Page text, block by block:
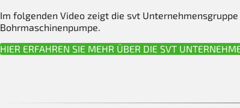
Im folgenden Video zeigt die svt Unternehmensgruppe
Bohrmaschinenpumpe.
HIER ERFAHREN SIE MEHR ÜBER DIE SVT